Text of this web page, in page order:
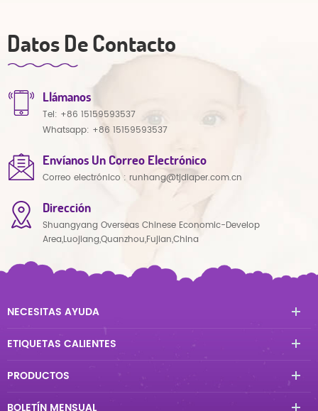
Datos De Contacto
Llámanos
Tel: +86 15159593537
Whatsapp: +86 15159593537
Envíanos Un Correo Electrónico
Correo electrónico : runhang@tjdiaper.com.cn
Dirección
Shuangyang Overseas Chinese Economic-Develop
Area,Luojiang,Quanzhou,Fujian,China
NECESITAS AYUDA
ETIQUETAS CALIENTES
PRODUCTOS